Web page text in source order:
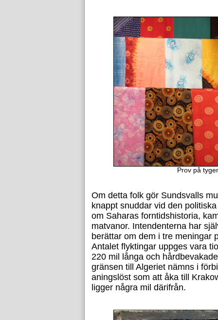
Prov på
Om detta folk gör Sundsvalls
knappt snuddar vid den
om Saharas forntidshistoria,
matvanor. Intendenterna har
berättar om dem i tre meningar
Antalet flyktingar uppges vara
220 mil långa och
gränsen till Algeriet nämns i
aningslöst som att åka till
ligger några mil därifrån.